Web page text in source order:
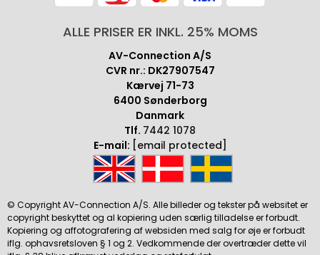
ALLE PRISER ER INKL. 25% MOMS
AV-Connection A/S
CVR nr.: DK27907547
Kærvej 71-73
6400 Sønderborg
Danmark
Tlf. 7442 1078
E-mail: [email protected]
© Copyright AV-Connection A/S. Alle billeder og tekster på websitet er
copyright beskyttet og al kopiering uden særlig tilladelse er forbudt.
Kopiering og affotografering af websiden med salg for øje er forbudt
iflg. ophavsretsloven § 1 og 2. Vedkommende der overtræder dette vil